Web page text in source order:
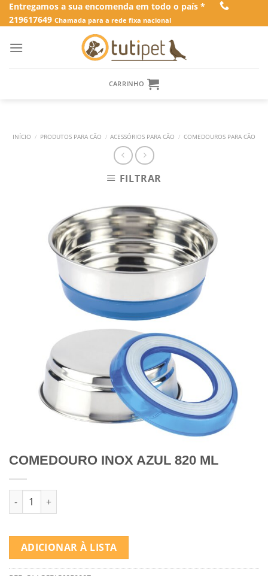
SkipEntregamos a sua encomenda em todo o país *
219617649 Chamada para a rede fixa nacional
CARRINHO
INÍCIO / PRODUTOS PARA CÃO / ACESSÓRIOS PARA CÃO / COMEDOUROS PARA CÃO
FILTRAR
COMEDOURO INOX AZUL 820 ML
Quantidade de COMEDOURO INOX AZUL 820 ML
ADICIONAR À LISTA